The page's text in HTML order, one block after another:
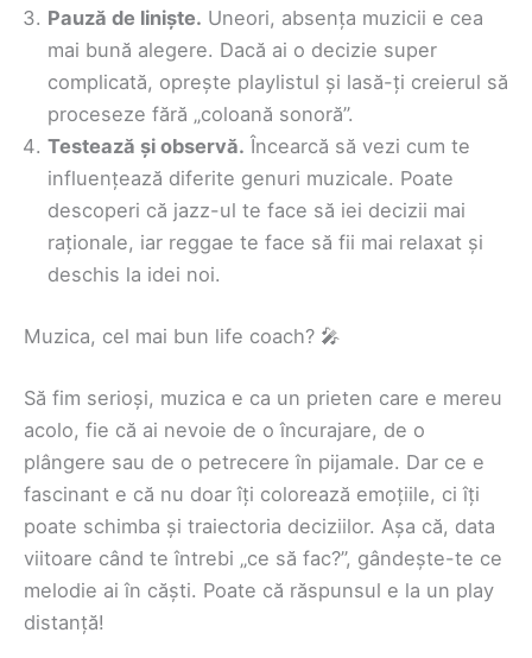
Pauză de liniște. Uneori, absența muzicii e cea
mai bună alegere. Dacă ai o decizie super
complicată, oprește playlistul și lasă-ți creierul să
proceseze fără „coloană sonoră”.
Testează și observă. Încearcă să vezi cum te
influențează diferite genuri muzicale. Poate
descoperi că jazz-ul te face să iei decizii mai
raționale, iar reggae te face să fii mai relaxat și
deschis la idei noi.
Muzica, cel mai bun life coach? 🎤
Să fim serioși, muzica e ca un prieten care e mereu
acolo, fie că ai nevoie de o încurajare, de o
plângere sau de o petrecere în pijamale. Dar ce e
fascinant e că nu doar îți colorează emoțiile, ci îți
poate schimba și traiectoria deciziilor. Așa că, data
viitoare când te întrebi „ce să fac?”, gândește-te ce
melodie ai în căști. Poate că răspunsul e la un play
distanță!